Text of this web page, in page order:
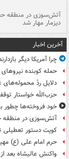
آتش‌سوزی در منطقه
دیزمار مهار شد
آخرین اخبار
چرا آمریکا دیگر
حمله کوبنده
دلایل ردّ محموله‌های
حزب‌الله خواستار
خود فروخته‌ها چطور
آتش‌سوزی در منطقه
کویت دستور تعطیلی
حرم امام علی (ع)
واکنش عالیشاه بعد